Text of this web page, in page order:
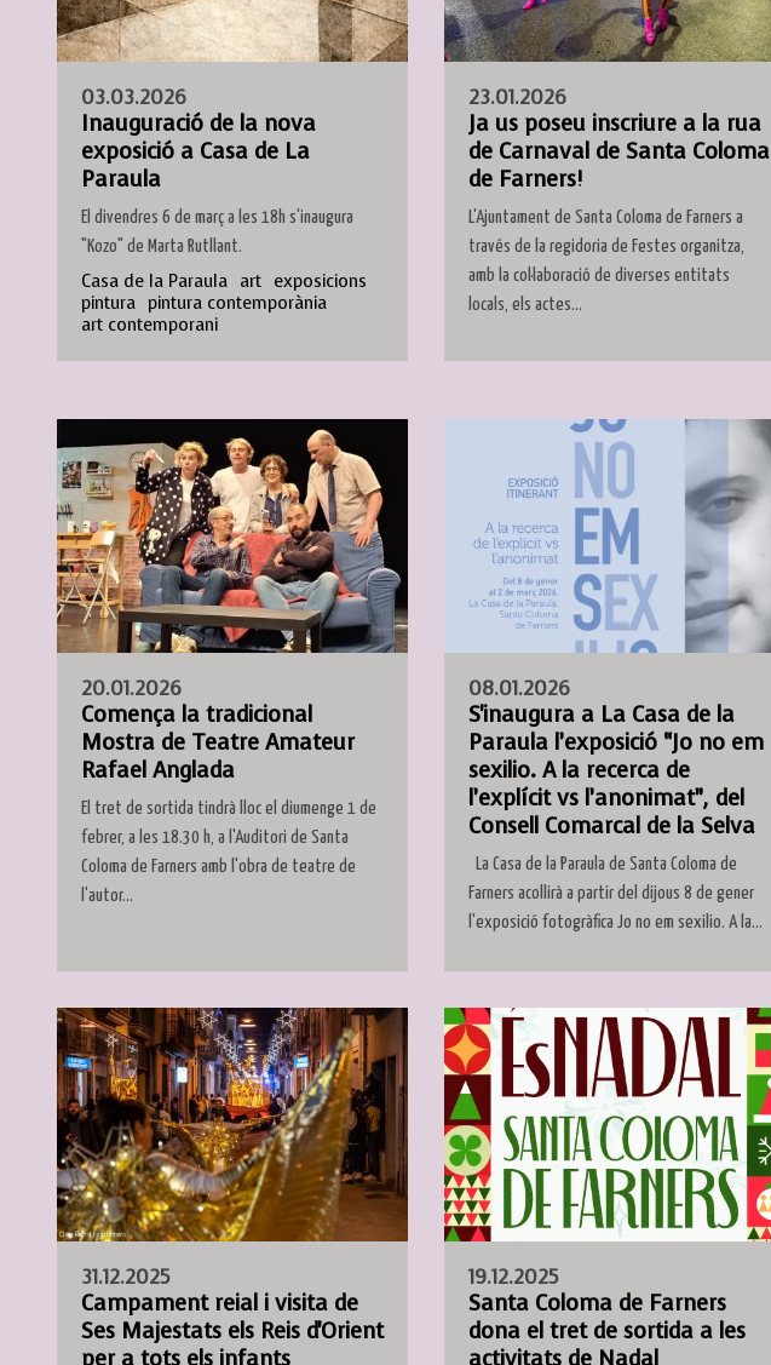
03.03.2026
Inauguració de la nova
exposició a Casa de La
Paraula
El divendres 6 de març a les 18h s'inaugura
"Kozo" de Marta Rutllant.
Casa de la Paraula art exposicions
pintura pintura contemporània
art contemporani
23.01.2026
Ja us poseu inscriure a la rua
de Carnaval de Santa Coloma
de Farners!
L'Ajuntament de Santa Coloma de Farners a
través de la regidoria de Festes organitza,
amb la col·laboració de diverses entitats
locals, els actes...
20.01.2026
Comença la tradicional
Mostra de Teatre Amateur
Rafael Anglada
El tret de sortida tindrà lloc el diumenge 1 de
febrer, a les 18.30 h, a l'Auditori de Santa
Coloma de Farners amb l'obra de teatre de
l'autor...
08.01.2026
S'inaugura a La Casa de la
Paraula l’exposició “Jo no em
sexilio. A la recerca de
l’explícit vs l’anonimat”, del
Consell Comarcal de la Selva
La Casa de la Paraula de Santa Coloma de
Farners acollirà a partir del dijous 8 de gener
l'exposició fotogràfica Jo no em sexilio. A la...
31.12.2025
Campament reial i visita de
Ses Majestats els Reis d'Orient
per a tots els infants
19.12.2025
Santa Coloma de Farners
dona el tret de sortida a les